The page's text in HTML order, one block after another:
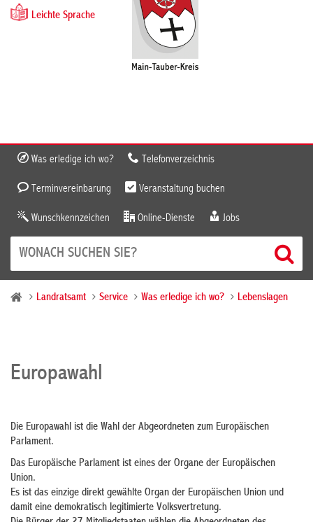
Leichte Sprache
Was erledige ich wo? Telefonverzeichnis
Terminvereinbarung Veranstaltung buchen
Wunschkennzeichen Online-Dienste Jobs
Landratsamt Service Was erledige ich wo? Lebenslagen
Europawahl
Die Europawahl ist die Wahl der Abgeordneten zum Europäischen
Parlament.
Das Europäische Parlament ist eines der Organe der Europäischen
Union.
Es ist das einzige direkt gewählte Organ der Europäischen Union und
damit eine demokratisch legitimierte Volksvertretung.